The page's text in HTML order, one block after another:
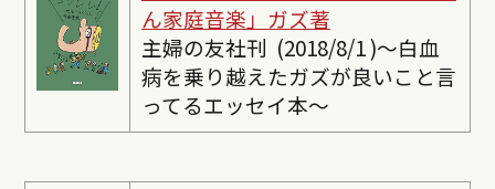
ん家庭音楽」ガズ著
主婦の友社刊 (2018/8/1 )〜白血
病を乗り越えたガズが良いこと言
ってるエッセイ本〜